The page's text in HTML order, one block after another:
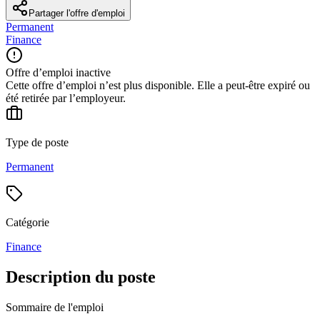
Partager l'offre d'emploi
Permanent
Finance
Offre d’emploi inactive
Cette offre d’emploi n’est plus disponible. Elle a peut-être expiré ou
été retirée par l’employeur.
Type de poste
Permanent
Catégorie
Finance
Description du poste
Sommaire de l'emploi